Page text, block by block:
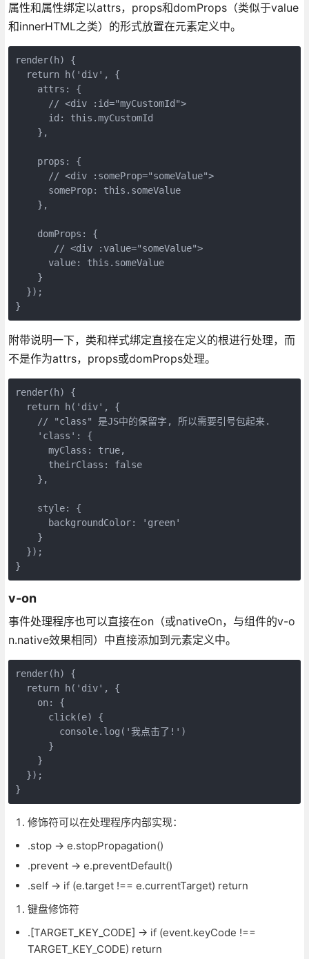
属性和属性绑定以attrs，props和domProps（类似于value
和innerHTML之类）的形式放置在元素定义中。
render(h) {
  return h('div', {
    attrs: {
      // <div :id="myCustomId">
      id: this.myCustomId
    },
    props: {
      // <div :someProp="someValue">
      someProp: this.someValue
    },
    domProps: {
       // <div :value="someValue">
      value: this.someValue
    }
  });
}
附带说明一下，类和样式绑定直接在定义的根进行处理，而
不是作为attrs，props或domProps处理。
render(h) {
  return h('div', {
    // "class" 是JS中的保留字, 所以需要引号包起来.
    'class': {
      myClass: true,
      theirClass: false
    },
    style: {
      backgroundColor: 'green'
    }
  });
}
v-on
事件处理程序也可以直接在on（或nativeOn，与组件的v-o
n.native效果相同）中直接添加到元素定义中。
render(h) {
  return h('div', {
    on: {
      click(e) {
        console.log('我点击了!')
      }
    }
  });
}
修饰符可以在处理程序内部实现：
.stop -> e.stopPropagation()
.prevent -> e.preventDefault()
.self -> if (e.target !== e.currentTarget) return
键盘修饰符
.[TARGET_KEY_CODE] -> if (event.keyCode !==
TARGET_KEY_CODE) return